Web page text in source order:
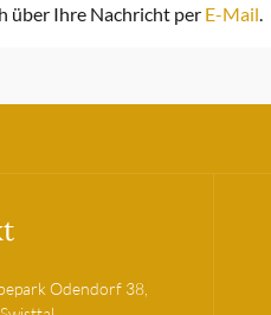
über Ihre Nachricht per E-Mail.
Odendorf 38,